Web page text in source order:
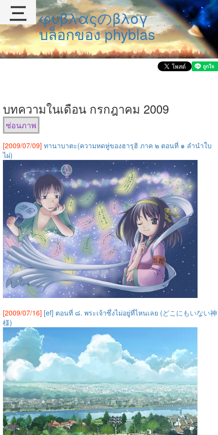
φυβλαςのβλογ
บล็อกของ phyblas
บทความในเดือน กรกฎาคม 2009
ซ่อนภาพ
[2009/07/09] ทานาบาตะ(ความหดหู่ของฮารุฮิ ภาค ๒ ตอนที่ ๑ ลำนำใบ
ไผ่)
[2009/07/16] [ef] ตอนที่ ๘. พระเจ้าซึ่งไม่อยู่ที่ไหนเลย (どこにもいない神
様)
三